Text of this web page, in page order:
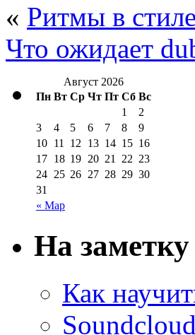
« Ритмы в
Что ожидает
Август 2026
Пн Вт Ср Чт Пт Сб Вс
« Мар
1
2
3
4 5 6 7 8
9
10 11 12 13 14 15 16
17 18 19 20 21 22 23
24 25 26 27 28 29 30
31
На заметку
Как